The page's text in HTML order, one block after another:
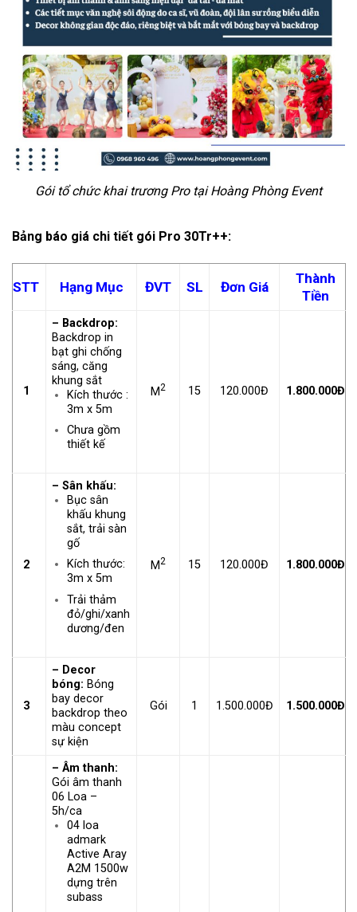
Gói tổ chức khai trương Pro tại Hoàng Phòng Event
Bảng báo giá chi tiết gói Pro 30Tr++:
STT Hạng Mục ĐVT SL Đơn Giá
Thành
Tiền
1
– Backdrop:
Backdrop in
bạt ghi chống
sáng, căng
khung sắt
Kích thước :
3m x 5m
Chưa gồm
thiết kế
M2 15 120.000Đ 1.800.000Đ
2
– Sân khấu:
Bục sân
khấu khung
sắt, trải sàn
gố
Kích thước:
3m x 5m
Trải thảm
đỏ/ghi/xanh
dương/đen
M2 15 120.000Đ 1.800.000Đ
3
– Decor
bóng: Bóng
bay decor
backdrop theo
màu concept
sự kiện
Gói 1 1.500.000Đ 1.500.000Đ
– Âm thanh:
Gói âm thanh
06 Loa –
5h/ca
04 loa
admark
Active Aray
A2M 1500w
dựng trên
subass